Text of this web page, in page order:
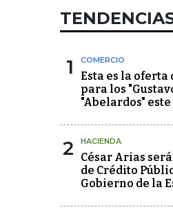
1 COMERCIO
Esta es la
para los
"Abelardos" este
2 HACIENDA
César Arias
de Crédito
Gobierno de la